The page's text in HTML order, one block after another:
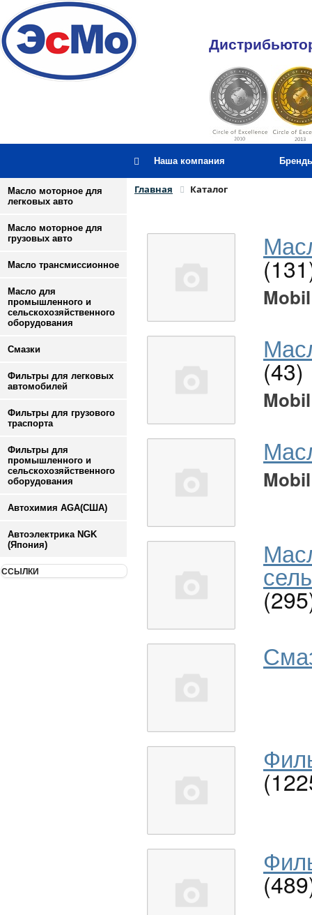
Наша компания
Масло моторное для
легковых авто
Масло моторное для
грузовых авто
Масло трансмиссионное
Масло для
промышленного и
сельскохозяйственного
оборудования
Смазки
Фильтры для легковых
автомобилей
Фильтры для грузового
траспорта
Фильтры для
промышленного и
сельскохозяйственного
оборудования
Автохимия AGA(США)
Автоэлектрика NGK
(Япония)
ССЫЛКИ
Главная Каталог
Mobil
(43)
Mobil
Mobil